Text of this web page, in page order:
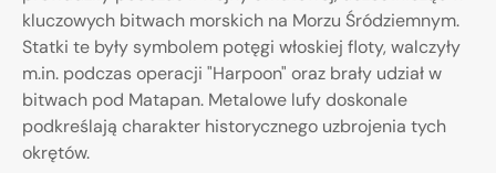
kluczowych bitwach morskich na Morzu Śródziemnym.
Statki te były symbolem potęgi włoskiej floty, walczyły
m.in. podczas operacji "Harpoon" oraz brały udział w
bitwach pod Matapan. Metalowe lufy doskonale
podkreślają charakter historycznego uzbrojenia tych
okrętów.